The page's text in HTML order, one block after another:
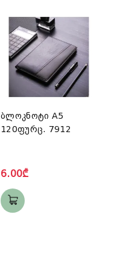
ბლოკნოტი A5
120ფურც. 7912
6.00₾